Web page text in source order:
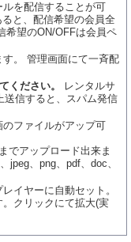
を配信することが可
と、配信希望の会員全
希望のON/OFFは会員ペ
。 管理画面にて一斉配
ください。
レンタルサ
送信すると、スパム発信
ファイルがアップ可
でアップロード出来ま
jpeg、png、pdf、doc、
イヤーに自動セット。
クリックにて拡大(実